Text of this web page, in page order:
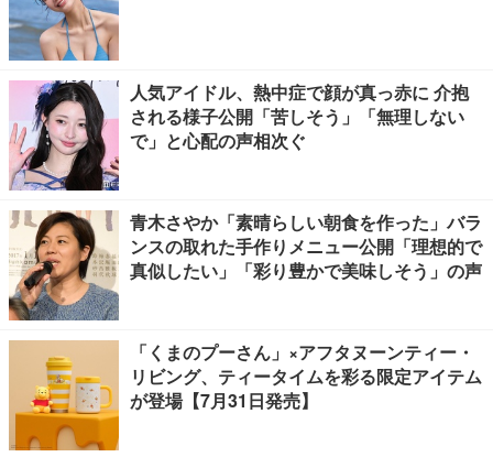
人気アイドル、熱中症で顔が真っ赤に 介抱
される様子公開「苦しそう」「無理しない
で」と心配の声相次ぐ
青木さやか「素晴らしい朝食を作った」バラ
ンスの取れた手作りメニュー公開「理想的で
真似したい」「彩り豊かで美味しそう」の声
「くまのプーさん」×アフタヌーンティー・
リビング、ティータイムを彩る限定アイテム
が登場【7月31日発売】